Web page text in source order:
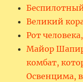
Великий
Рот
Майор
комбат,
Освенцима, в